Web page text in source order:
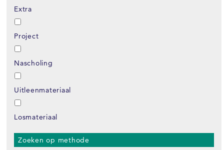
Extra
Project
Nascholing
Uitleenmateriaal
Losmateriaal
Zoeken op methode